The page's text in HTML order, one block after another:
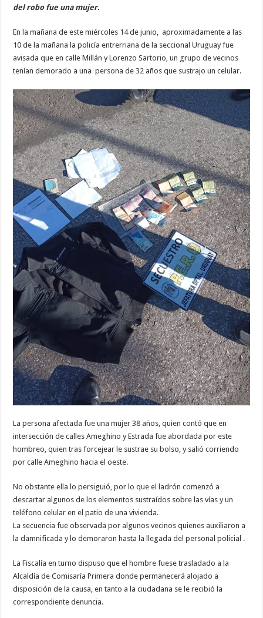
del robo fue una mujer.
En la mañana de este miércoles 14 de junio, aproximadamente a las
10 de la mañana la policía entrerriana de la seccional Uruguay fue
avisada que en calle Millán y Lorenzo Sartorio, un grupo de vecinos
tenían demorado a una persona de 32 años que sustrajo un celular.
La persona afectada fue una mujer 38 años, quien contó que en
intersección de calles Ameghino y Estrada fue abordada por este
hombreo, quien tras forcejear le sustrae su bolso, y salió corriendo
por calle Ameghino hacia el oeste.
No obstante ella lo persiguió, por lo que el ladrón comenzó a
descartar algunos de los elementos sustraídos sobre las vías y un
teléfono celular en el patio de una vivienda.
La secuencia fue observada por algunos vecinos quienes auxiliaron a
la damnificada y lo demoraron hasta la llegada del personal policial .
La Fiscalía en turno dispuso que el hombre fuese trasladado a la
Alcaldía de Comisaría Primera donde permanecerá alojado a
disposición de la causa, en tanto a la ciudadana se le recibió la
correspondiente denuncia.